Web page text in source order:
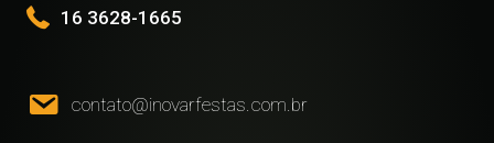
16 3628-1665
contato@inovarfestas.com.br